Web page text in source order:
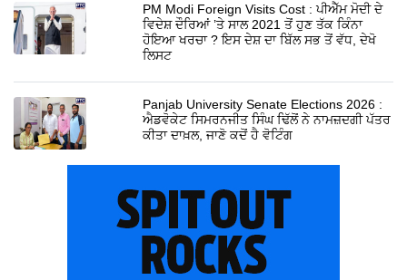
PM Modi Foreign Visits Cost : ਪੀਐੱਮ ਮੋਦੀ ਦੇ
ਵਿਦੇਸ਼ ਦੌਰਿਆਂ ’ਤੇ ਸਾਲ 2021 ਤੋਂ ਹੁਣ ਤੱਕ ਕਿੰਨਾ
ਹੋਇਆ ਖਰਚਾ ? ਇਸ ਦੇਸ਼ ਦਾ ਬਿੱਲ ਸਭ ਤੋਂ ਵੱਧ, ਦੇਖੋ
ਲਿਸਟ
Panjab University Senate Elections 2026 :
ਐਡਵੋਕੇਟ ਸਿਮਰਨਜੀਤ ਸਿੰਘ ਢਿੱਲੋਂ ਨੇ ਨਾਮਜ਼ਦਗੀ ਪੱਤਰ
ਕੀਤਾ ਦਾਖ਼ਲ, ਜਾਣੋ ਕਦੋਂ ਹੈ ਵੋਟਿੰਗ